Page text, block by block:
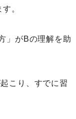
。
」がBの理解を助
こり、すでに習